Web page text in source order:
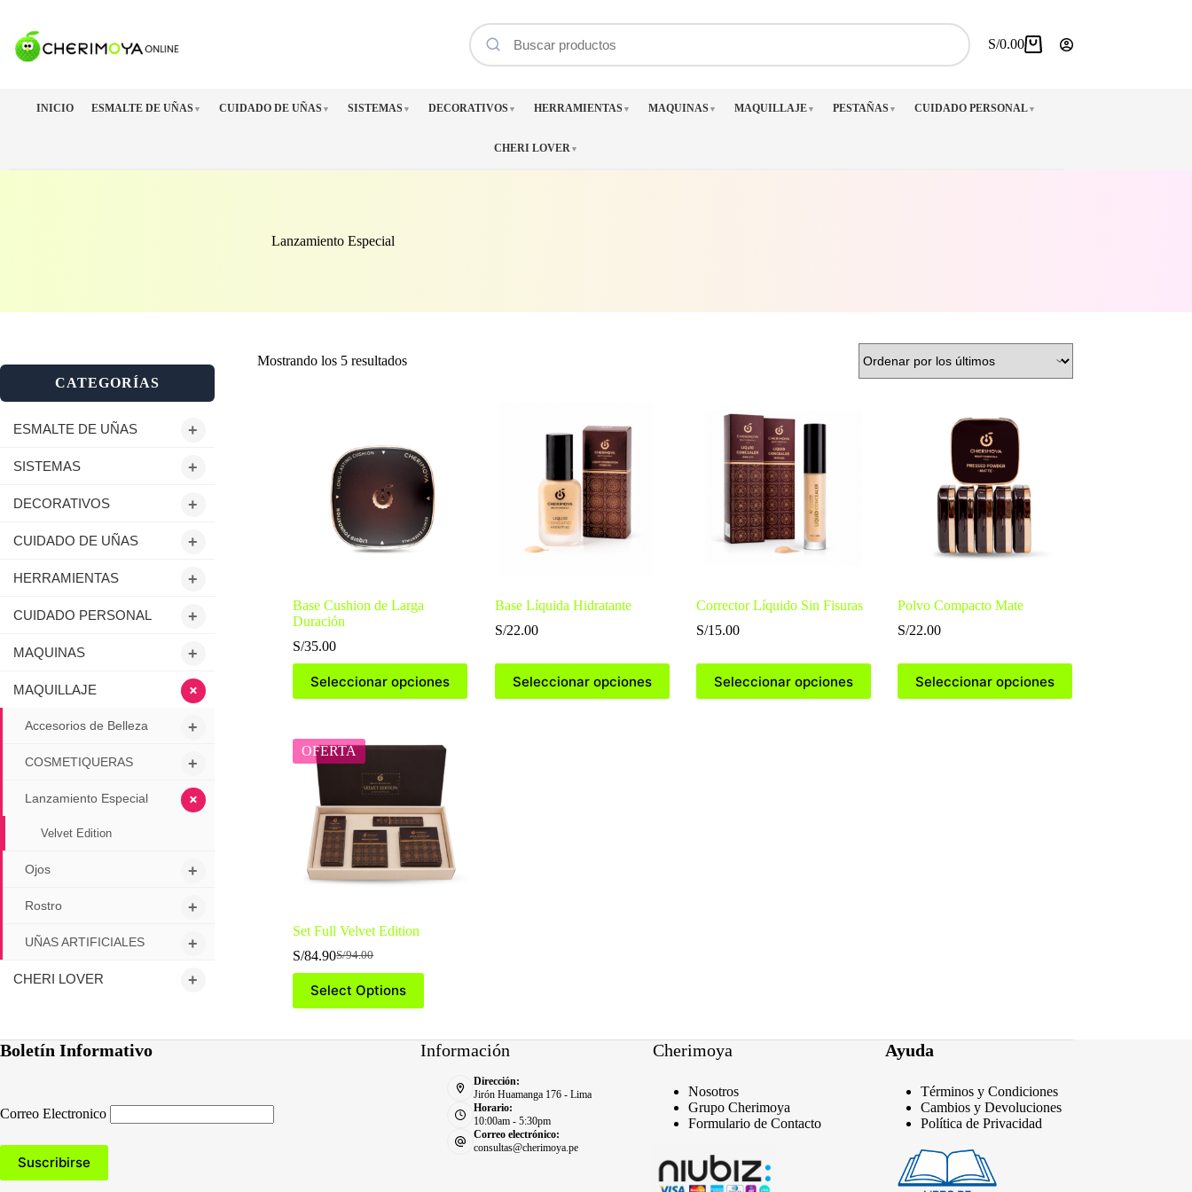
contenido
Carro
S/0.00
INICIO ESMALTE DE UÑAS ▼ CUIDADO DE UÑAS ▼ SISTEMAS ▼ DECORATIVOS ▼ HERRAMIENTAS ▼ MAQUINAS ▼ MAQUILLAJE ▼ PESTAÑAS ▼ CUIDADO PERSONAL ▼
CHERI LOVER ▼
Lanzamiento Especial
Mostrando los 5 resultadosOrdenado
Base Cushion de Larga
Duración
S/35.00
Seleccionar opciones
Este
producto
tiene
Las
opciones
pueden
elegir
página
Base Líquida Hidratante
S/22.00
Seleccionar opciones
Este
producto
tiene
Corrector Líquido Sin Fisuras
S/15.00
Seleccionar opciones
Este
producto
tiene
Polvo Compacto Mate
S/22.00
Seleccionar opciones
Este
producto
tiene
OFERTA
Set Full Velvet Edition
S/94.00
El
precio
original
era:
S/84.90El
precio
actual
es:
Select Options
CATEGORÍAS
+
ESMALTE DE UÑAS
+
SISTEMAS
+
DECORATIVOS
+
CUIDADO DE UÑAS
+
HERRAMIENTAS
+
CUIDADO PERSONAL
+
MAQUINAS
+
MAQUILLAJE
+
Accesorios de Belleza
+
COSMETIQUERAS
+
Lanzamiento Especial
Velvet Edition
+
Ojos
+
Rostro
+
UÑAS ARTIFICIALES
+
CHERI LOVER
Boletín Informativo
Correo Electronico
Información
Dirección:
Jirón Huamanga 176 - Lima
Horario:
10:00am - 5:30pm
Correo electrónico:
consultas@cherimoya.pe
Cherimoya
Nosotros
Grupo Cherimoya
Formulario de Contacto
Ayuda
Términos y Condiciones
Cambios y Devoluciones
Política de Privacidad